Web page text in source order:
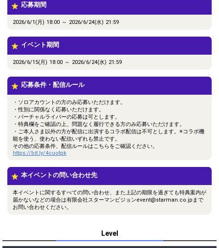
応募期間
2026/6/1(月) 18:00 ～ 2026/6/24(水) 21:59
イベント期間
2026/6/15(月) 18:00 ～ 2026/6/24(水) 21:59
応募条件・配信ルール
・ソロアカウントの方のみ応募いただけます。
・性別に関係なく応募いただけます。
・バーチャルライバーの応募は可とします。
・特典欄をご確認の上、問題なく履行できる方のみ応募いただけます。
・ご本人さま以外の方が配信に出演するコラボ配信は不可とします。※コラボ機
能を使う、使わない配信いずれも禁止です。
その他の応募条件、配信ルールはこちらをご確認ください。
https://bit.ly/4cuotpk
本イベントの問い合わせ先
本イベントに関するすべての問い合わせ、また上記の期限を過ぎても特典案内が
届かないなどの場合は有限会社スターマンビジョンevent@starman.co.jpまで
お問い合わせください。
Level